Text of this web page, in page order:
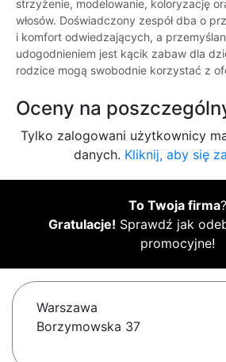
strzyżenie, modelowanie, koloryzację
włosów. Doświadczony zespół dba o
i komfort odwiedzających, a
udogodnieniem jest kącik zabaw dla
rodzice mogą swobodnie korzystać z
Oceny na
Tylko zalogowani użytkownicy
danych. Kliknij, aby się
To Twoja firma?
Gratulacje! Sprawdź jak
promocyjne!
Warszawa
Borzymowska 37